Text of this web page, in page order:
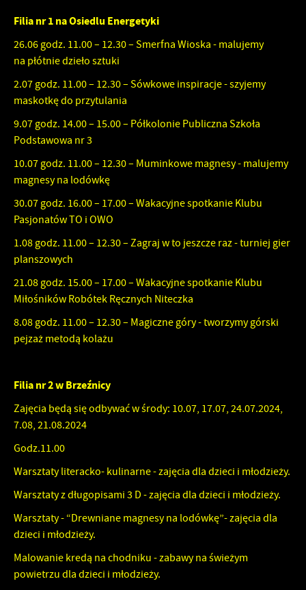
Filia nr 1 na Osiedlu Energetyki
26.06 godz. 11.00 – 12.30 – Smerfna Wioska - malujemy
na płótnie dzieło sztuki
2.07 godz. 11.00 – 12.30 – Sówkowe inspiracje - szyjemy
maskotkę do przytulania
9.07 godz. 14.00 – 15.00 – Półkolonie Publiczna Szkoła
Podstawowa nr 3
10.07 godz. 11.00 – 12.30 – Muminkowe magnesy - malujemy
magnesy na lodówkę
30.07 godz. 16.00 – 17.00 – Wakacyjne spotkanie Klubu
Pasjonatów TO i OWO
1.08 godz. 11.00 – 12.30 – Zagraj w to jeszcze raz - turniej gier
planszowych
21.08 godz. 15.00 – 17.00 – Wakacyjne spotkanie Klubu
Miłośników Robótek Ręcznych Niteczka
8.08 godz. 11.00 – 12.30 – Magiczne góry - tworzymy górski
pejzaż metodą kolażu
Filia nr 2 w Brzeźnicy
Zajęcia będą się odbywać w środy: 10.07, 17.07, 24.07.2024,
7.08, 21.08.2024
Godz.11.00
Warsztaty literacko- kulinarne - zajęcia dla dzieci i młodzieży.
Warsztaty z długopisami 3 D - zajęcia dla dzieci i młodzieży.
Warsztaty - “Drewniane magnesy na lodówkę”- zajęcia dla
dzieci i młodzieży.
Malowanie kredą na chodniku - zabawy na świeżym
powietrzu dla dzieci i młodzieży.